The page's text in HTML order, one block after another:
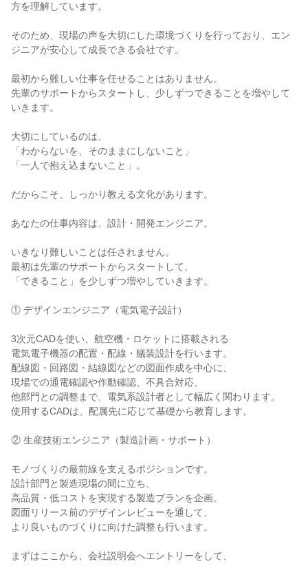
方を理解しています。
そのため、現場の声を大切にした環境づくりを行っており、エン
ジニアが安心して成長できる会社です。
最初から難しい仕事を任せることはありません。
先輩のサポートからスタートし、少しずつできることを増やして
いきます。
大切にしているのは、
「わからないを、そのままにしないこと」
「一人で抱え込まないこと」。
だからこそ、しっかり教える文化があります。
あなたの仕事内容は、設計・開発エンジニア。
いきなり難しいことは任されません。
最初は先輩のサポートからスタートして、
「できること」を少しずつ増やしていきます。
① デザインエンジニア（電気電子設計）
3次元CADを使い、航空機・ロケットに搭載される
電気電子機器の配置・配線・艤装設計を行います。
配線図・回路図・結線図などの図面作成を中心に、
現場での通電確認や作動確認、不具合対応、
他部門との調整まで、電気系設計者として幅広く関わります。
使用するCADは、配属先に応じて基礎から教育します。
② 生産技術エンジニア（製造計画・サポート）
モノづくりの最前線を支えるポジションです。
設計部門と製造現場の間に立ち、
高品質・低コストを実現する製造プランを企画。
図面リリース前のデザインレビューを通して、
より良いものづくりに向けた調整も行います。
まずはここから、会社説明会へエントリーをして、